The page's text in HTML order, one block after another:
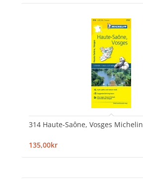
314 Haute-Saône, Vosges Michelin
135,00kr